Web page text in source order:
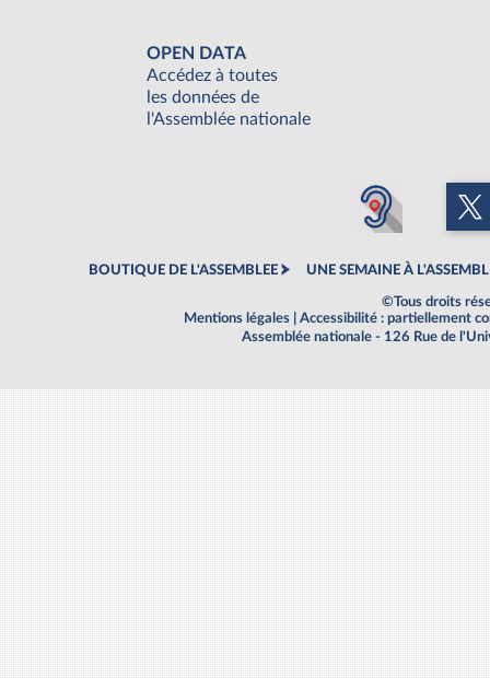
OPEN DATA
Accédez à toutes
les données de
l'Assemblée nationale
BOUTIQUE DE L'ASSEMBLEE UNE SEMAINE À
©Tous droits
Mentions légales
Accessibilité : partiellement
Assemblée nationale - 126 Rue de